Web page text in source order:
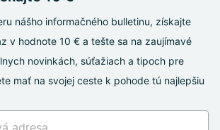
nášho informačného bulletinu, získajte
v hodnote 10 € a tešte sa na zaujímavé
novinkách, súťažiach a tipoch pre
mať na svojej ceste k pohode tú najlepšiu